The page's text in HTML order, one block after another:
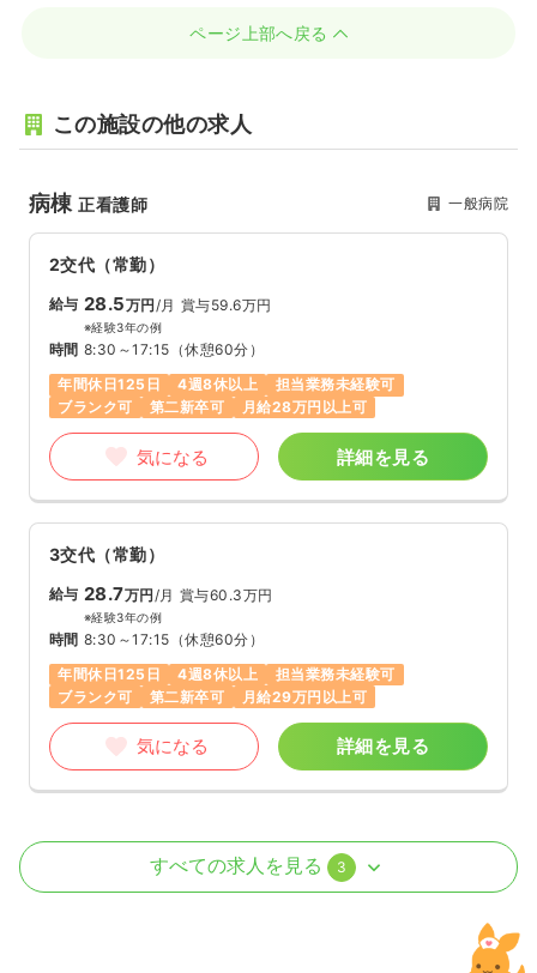
ページ上部へ戻る
この施設の他の求人
病棟正看護師 一般病院
2交代（常勤）
給与 28.5万円/月 賞与59.6万円
※経験3年の例
時間 8:30～17:15 （休憩60分）
年間休日125日
4週8休以上
担当業務未経験可
ブランク可
第二新卒可 月給28万円以上可
気になる 詳細を見る
3交代（常勤）
給与 28.7万円/月 賞与60.3万円
※経験3年の例
時間 8:30～17:15 （休憩60分）
年間休日125日
4週8休以上
担当業務未経験可
ブランク可
第二新卒可 月給29万円以上可
気になる 詳細を見る
オペ室(手術室)正・准看護師
すべての求人を見る 3